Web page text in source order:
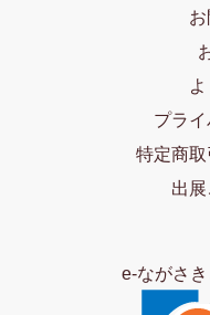
プラ
特定商
出
e-ながさ